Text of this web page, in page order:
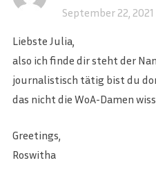
September 22,
Liebste Julia,
also ich finde dir steht der
journalistisch tätig bist du
das nicht die WoA-Damen
Greetings,
Roswitha